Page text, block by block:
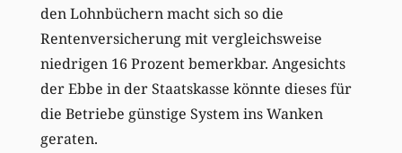
den Lohnbüchern macht sich so die
Rentenversicherung mit vergleichsweise
niedrigen 16 Prozent bemerkbar. Angesichts
der Ebbe in der Staatskasse könnte dieses für
die Betriebe günstige System ins Wanken
geraten.